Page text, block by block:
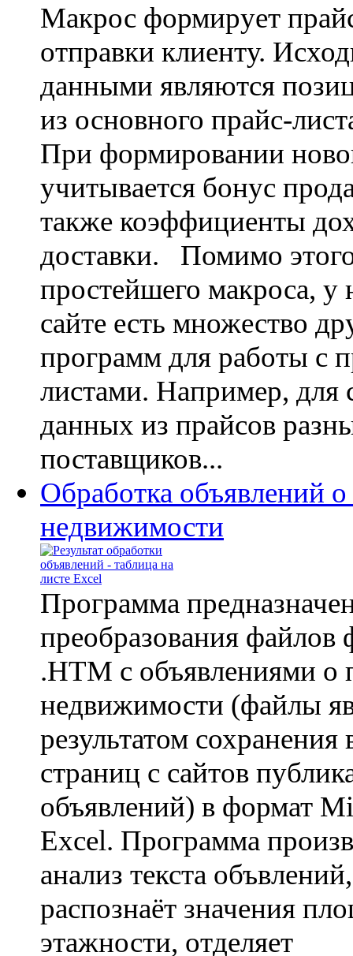
Макрос формирует
отправки клиенту.
данными являются
из основного прайс-
При формировании
учитывается бонус
также коэффициенты
доставки. Помимо
простейшего макроса, у
сайте есть множество
программ для работы с
листами. Например, для
данных из прайсов
поставщиков...
Обработка объявлений
недвижимости
Программа
преобразования файлов
.HTM с объявлениями о
недвижимости (файлы
результатом сохранения
страниц с сайтов
объявлений) в формат
Excel. Программа
анализ текста объвлений,
распознаёт значения
этажности, отделяет